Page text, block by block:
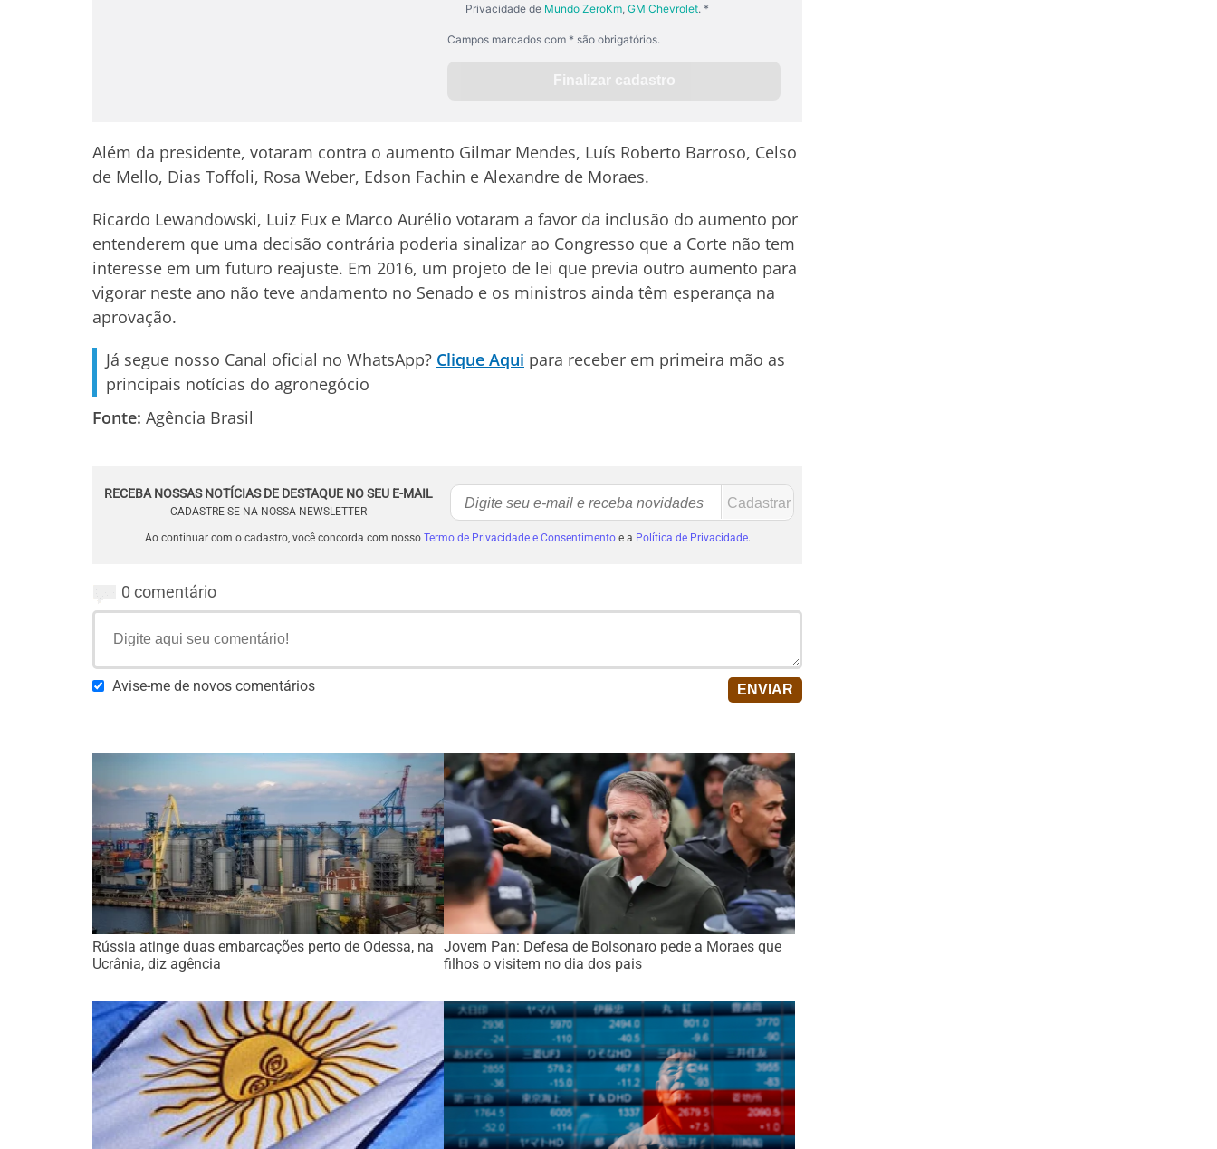
Além da presidente, votaram contra o aumento Gilmar Mendes, Luís Roberto Barroso, Celso
de Mello, Dias Toffoli, Rosa Weber, Edson Fachin e Alexandre de Moraes.
Ricardo Lewandowski, Luiz Fux e Marco Aurélio votaram a favor da inclusão do aumento por
entenderem que uma decisão contrária poderia sinalizar ao Congresso que a Corte não tem
interesse em um futuro reajuste. Em 2016, um projeto de lei que previa outro aumento para
vigorar neste ano não teve andamento no Senado e os ministros ainda têm esperança na
aprovação.
Já segue nosso Canal oficial no WhatsApp? Clique Aqui para receber em primeira mão as
principais notícias do agronegócio
Fonte: Agência Brasil
RECEBA NOSSAS NOTÍCIAS DE DESTAQUE NO SEU E-MAIL
CADASTRE-SE NA NOSSA NEWSLETTER
Ao continuar com o cadastro, você concorda com nosso Termo de Privacidade e Consentimentoe a Política de Privacidade.
0 comentário
Avise-me de novos comentários
Rússia atinge duas embarcações perto de Odessa, na
Ucrânia, diz agência
Jovem Pan: Defesa de Bolsonaro pede a Moraes que
filhos o visitem no dia dos pais